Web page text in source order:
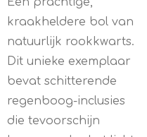
kraakheldere bol van
natuurlijk rookkwarts.
Dit unieke exemplaar
bevat schitterende
regenboog-inclusies
die tevoorschijn